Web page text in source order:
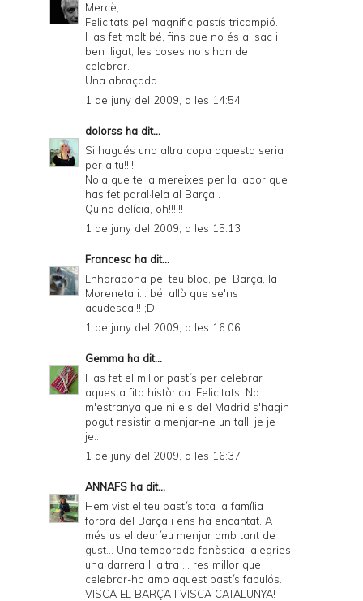
Mercè,
Felicitats pel magnific pastís tricampió.
Has fet molt bé, fins que no és al sac i
ben lligat, les coses no s'han de
celebrar.
Una abraçada
1 de juny del 2009, a les 14:54
dolorss ha dit...
Si hagués una altra copa aquesta seria
per a tu!!!!
Noia que te la mereixes per la labor que
has fet paral·lela al Barça .
Quina delícia, oh!!!!!!
1 de juny del 2009, a les 15:13
Francesc ha dit...
Enhorabona pel teu bloc, pel Barça, la
Moreneta i... bé, allò que se'ns
acudesca!!! ;D
1 de juny del 2009, a les 16:06
Gemma ha dit...
Has fet el millor pastís per celebrar
aquesta fita històrica. Felicitats! No
m'estranya que ni els del Madrid s'hagin
pogut resistir a menjar-ne un tall, je je
je...
1 de juny del 2009, a les 16:37
ANNAFS ha dit...
Hem vist el teu pastís tota la família
forora del Barça i ens ha encantat. A
més us el deuríeu menjar amb tant de
gust... Una temporada fanàstica, alegries
una darrera l' altra ... res millor que
celebrar-ho amb aquest pastís fabulós.
VISCA EL BARÇA I VISCA CATALUNYA!